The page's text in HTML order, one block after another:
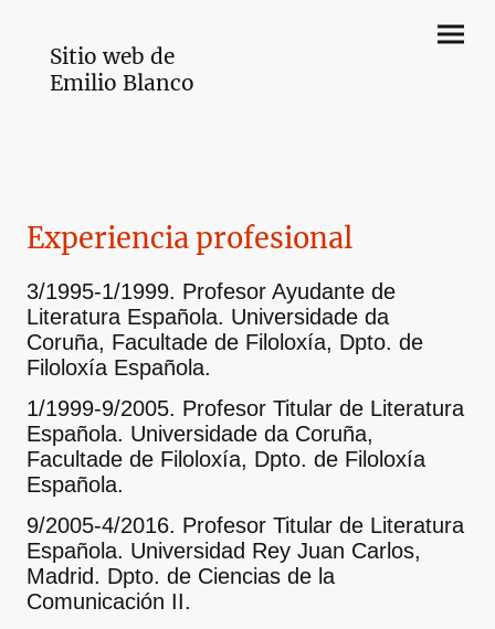
Sitio web de
Emilio Blanco
Experiencia profesional
3/1995-1/1999. Profesor Ayudante de
Literatura Española. Universidade da
Coruña, Facultade de Filoloxía, Dpto. de
Filoloxía Española.
1/1999-9/2005. Profesor Titular de Literatura
Española. Universidade da Coruña,
Facultade de Filoloxía, Dpto. de Filoloxía
Española.
9/2005-4/2016. Profesor Titular de Literatura
Española. Universidad Rey Juan Carlos,
Madrid. Dpto. de Ciencias de la
Comunicación II.